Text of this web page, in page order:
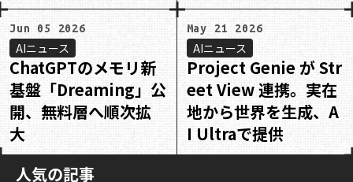
Jun 05 2026
AIニュース
ChatGPTのメモリ新
基盤「Dreaming」公
開、無料層へ順次拡
大
May 21 2026
AIニュース
Project Genie が Str
eet View 連携。実在
地から世界を生成、A
I Ultraで提供
人気の記事